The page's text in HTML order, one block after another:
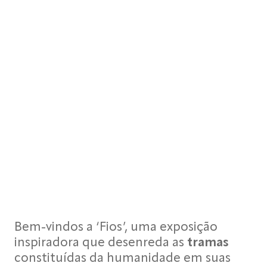
Bem-vindos a ‘Fios’, uma exposição
inspiradora que desenreda as tramas
constituídas da humanidade em suas